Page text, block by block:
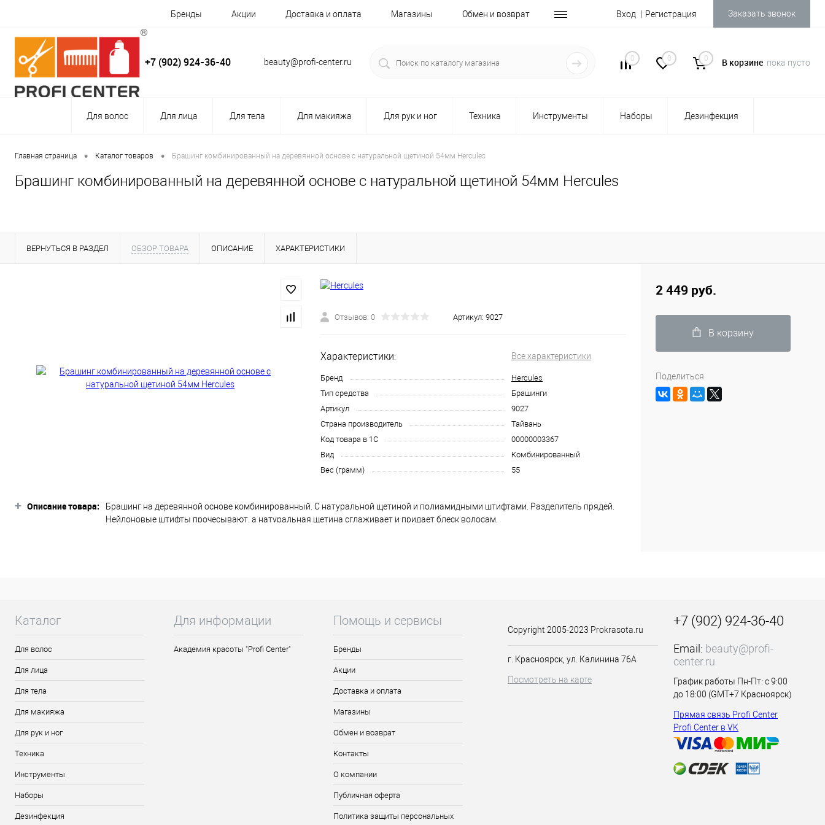
Бренды Акции Доставка и оплата Магазины Обмен и возврат Вход Регистрация Заказать звонок
+7 (902) 924-36-40 beauty@profi-center.ru 0 0 0 В корзине пока пусто
Для волос Для лица Для тела Для макияжа Для рук и ног Техника Инструменты Наборы Дезинфекция
Главная страница • Каталог товаров • Брашинг комбинированный на деревянной основе с натуральной щетиной 54мм Hercules
Брашинг комбинированный на деревянной основе с натуральной щетиной 54мм Hercules
ВЕРНУТЬСЯ В РАЗДЕЛ ОБЗОР ТОВАРА ОПИСАНИЕ ХАРАКТЕРИСТИКИ
Отзывов: 0 Артикул: 9027
Характеристики: Все характеристики
Бренд
Hercules
Тип средства
Брашинги
Артикул
9027
Страна производитель
Тайвань
Код товара в 1С
00000003367
Вид
Комбинированный
Вес (грамм)
55
+ Описание товара:
Брашинг на деревянной основе комбинированный. С натуральной щетиной и полиамидными штифтами. Разделитель прядей.
Нейлоновые штифты прочесывают, а натуральная щетина сглаживает и придает блеск волосам.
2 449 руб.
В корзину
Поделиться
Каталог
Для волос
Для лица
Для тела
Для макияжа
Для рук и ног
Техника
Инструменты
Наборы
Дезинфекция
Для информации
Академия красоты "Profi Center"
Помощь и сервисы
Бренды
Акции
Доставка и оплата
Магазины
Обмен и возврат
Контакты
О компании
Публичная оферта
Политика защиты персональных
Copyright 2005-2023 Prokrasota.ru
г. Красноярск, ул. Калинина 76А
Посмотреть на карте
+7 (902) 924-36-40
Email: beauty@profi-
center.ru
График работы Пн-Пт: с 9:00
до 18:00 (GMT+7 Красноярск)
Прямая связь Profi Center
Profi Center в VK